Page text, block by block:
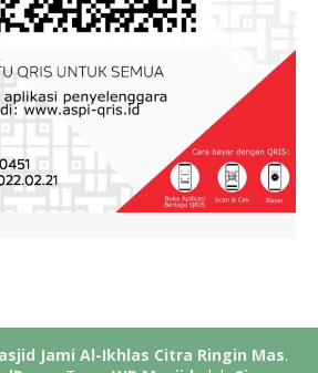
Jami Al-Ikhlas Citra Ringin Mas.